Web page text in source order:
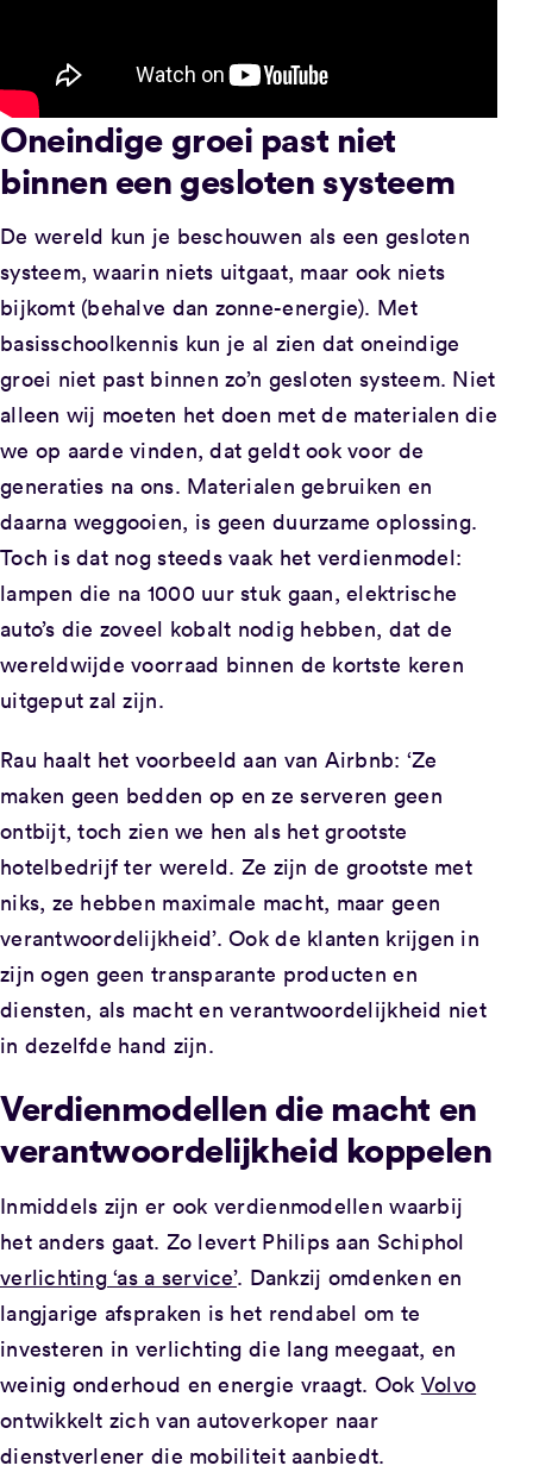
Oneindige groei past niet
binnen een gesloten systeem
De wereld kun je beschouwen als een gesloten
systeem, waarin niets uitgaat, maar ook niets
bijkomt (behalve dan zonne-energie). Met
basisschoolkennis kun je al zien dat oneindige
groei niet past binnen zo’n gesloten systeem. Niet
alleen wij moeten het doen met de materialen die
we op aarde vinden, dat geldt ook voor de
generaties na ons. Materialen gebruiken en
daarna weggooien, is geen duurzame oplossing.
Toch is dat nog steeds vaak het verdienmodel:
lampen die na 1000 uur stuk gaan, elektrische
auto’s die zoveel kobalt nodig hebben, dat de
wereldwijde voorraad binnen de kortste keren
uitgeput zal zijn.
Rau haalt het voorbeeld aan van Airbnb: ‘Ze
maken geen bedden op en ze serveren geen
ontbijt, toch zien we hen als het grootste
hotelbedrijf ter wereld. Ze zijn de grootste met
niks, ze hebben maximale macht, maar geen
verantwoordelijkheid’. Ook de klanten krijgen in
zijn ogen geen transparante producten en
diensten, als macht en verantwoordelijkheid niet
in dezelfde hand zijn.
Verdienmodellen die macht en
verantwoordelijkheid koppelen
Inmiddels zijn er ook verdienmodellen waarbij
het anders gaat. Zo levert Philips aan Schiphol
verlichting ‘as a service’. Dankzij omdenken en
langjarige afspraken is het rendabel om te
investeren in verlichting die lang meegaat, en
weinig onderhoud en energie vraagt. Ook Volvo
ontwikkelt zich van autoverkoper naar
dienstverlener die mobiliteit aanbiedt.